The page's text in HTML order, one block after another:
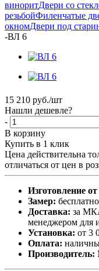
виноритДвери со
резьбойФиленчатые
окномДвери под
-ВЛ 6
15 210 руб./шт
Нашли дешевле?
-
В корзину
Купить в 1 клик
Цена действительна
отличаться от цен в
Изготовление
Замер: бесплатно
Доставка: за
менеджером для
Установка: от 3
Оплата:
Производитель: